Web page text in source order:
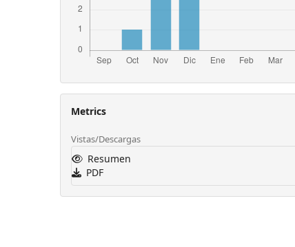
Metrics
Vistas/Descargas
Resumen
PDF